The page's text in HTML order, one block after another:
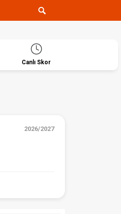
Canlı Skor
2026/2027